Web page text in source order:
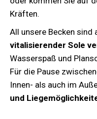
Kräften.
All unsere Becken sind
vitalisierender Sole
Wasserspaß und
Für die Pause
Innen- als auch im
und